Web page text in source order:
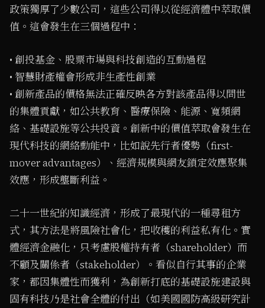
政策獨厚了少數公司，這些公司得以從經濟體中萃取價
值。這會發生在三個過程中：
• 創投基金、股票市場與科技創造的互動過程
• 智慧財產權會形成非生產性創業
• 創新產品的價格無法正確反映各方對該產品得以問世
的集體貢獻，如公共教育、醫療保險、能源、寬頻網
絡、基礎設施等公共投資。創新中的價值萃取會發生在
現代科技的網絡動能中，比如說先行者優勢（first-
mover advantages）、經濟規模與網友鎖定效應聚集
效應，形成壟斷利益。
二十一世紀的知識經濟，形成了最現代的一種尋租方
式，其方法是將風險社會化，把收穫的利益私有化。實
體經濟金融化，只考慮股權持有者（shareholder）而
不顧及關係者（stakeholder）。看似自行其事的企業
家，都因集體性而獲利，為創新打底的基礎設施建設與
固有科技乃是社會全體的付出（如美國國防高級研究計